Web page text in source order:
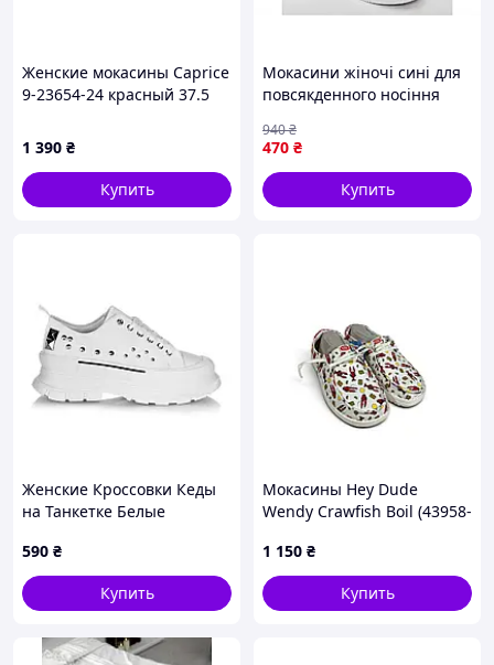
Женские мокасины Caprice
9-23654-24 красный 37.5
1 390 ₴
Купить
Мокасини жіночі сині для
повсякденного носіння
GIPANIS 37р арт. VS 701 N
470 ₴
940₴
Купить
Женские Кроссовки Кеды
на Танкетке Белые
Платформе (размеры:
36,37,38,39,40,41) - 33-2
590 ₴
Купить
Мокасины Hey Dude
Wendy Crawfish Boil (43958-
W5), стелька 24 см
1 150 ₴
Купить